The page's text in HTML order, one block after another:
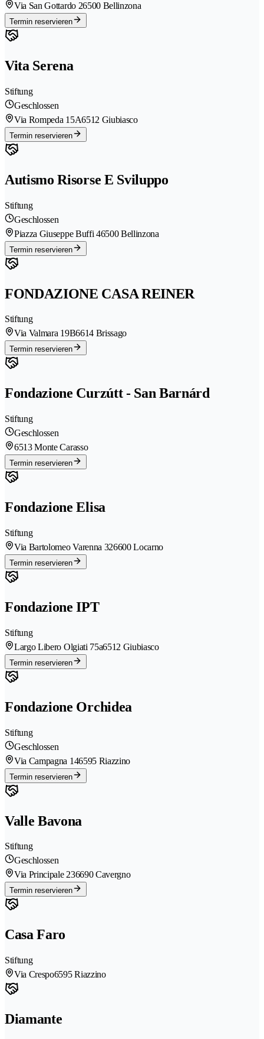
Via San Gottardo 26500 Bellinzona
Termin reservieren
Vita Serena
Stiftung
Geschlossen
Via Rompeda 15A6512 Giubiasco
Termin reservieren
Autismo Risorse E Sviluppo
Stiftung
Geschlossen
Piazza Giuseppe Buffi 46500 Bellinzona
Termin reservieren
FONDAZIONE CASA REINER
Stiftung
Via Valmara 19B6614 Brissago
Termin reservieren
Fondazione Curzútt - San Barnárd
Stiftung
Geschlossen
6513 Monte Carasso
Termin reservieren
Fondazione Elisa
Stiftung
Via Bartolomeo Varenna 326600 Locarno
Termin reservieren
Fondazione IPT
Stiftung
Largo Libero Olgiati 75a6512 Giubiasco
Termin reservieren
Fondazione Orchidea
Stiftung
Geschlossen
Via Campagna 146595 Riazzino
Termin reservieren
Valle Bavona
Stiftung
Geschlossen
Via Principale 236690 Cavergno
Termin reservieren
Casa Faro
Stiftung
Via Crespo6595 Riazzino
Diamante